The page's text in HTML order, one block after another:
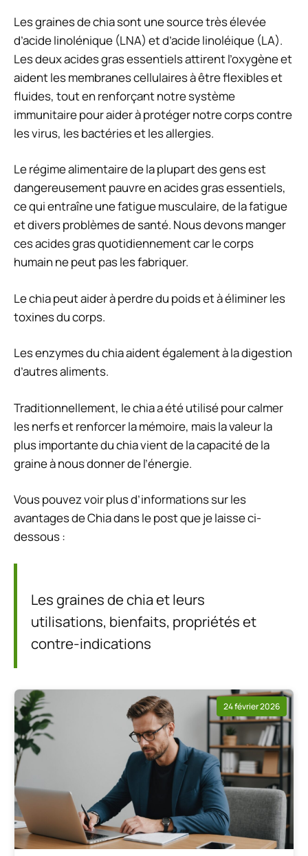
Les graines de chia sont une source très élevée
d’acide linolénique (LNA) et d’acide linoléique (LA).
Les deux acides gras essentiels attirent l’oxygène et
aident les membranes cellulaires à être flexibles et
fluides, tout en renforçant notre système
immunitaire pour aider à protéger notre corps contre
les virus, les bactéries et les allergies.
Le régime alimentaire de la plupart des gens est
dangereusement pauvre en acides gras essentiels,
ce qui entraîne une fatigue musculaire, de la fatigue
et divers problèmes de santé. Nous devons manger
ces acides gras quotidiennement car le corps
humain ne peut pas les fabriquer.
Le chia peut aider à perdre du poids et à éliminer les
toxines du corps.
Les enzymes du chia aident également à la digestion
d’autres aliments.
Traditionnellement, le chia a été utilisé pour calmer
les nerfs et renforcer la mémoire, mais la valeur la
plus importante du chia vient de la capacité de la
graine à nous donner de l’énergie.
Vous pouvez voir plus d’informations sur les
avantages de Chia dans le post que je laisse ci-
dessous :
Les graines de chia et leurs
utilisations, bienfaits, propriétés et
contre-indications
24 février 2026